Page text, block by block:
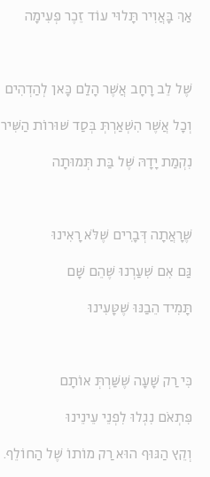
אַךְ בָּאֲוִיר תָּלוּי עוֹד זֵכֶר פְּעִימָה
שֶׁל לֵב רָחָב אֲשֶׁר הָלַם כָּאן לְהַדְהִים
וְכָל אֲשֶׁר הִשְׁאַרְתְּ בְּסַד שׁוּרוֹת הַשִּׁיר
נִקְמַת יָדָהּ שֶׁל בַּת תְּמוּתָה
שֶׁרָאֲתָה דְּבָרִים שֶׁלֹּא רָאִינוּ
גַּם אִם שִׁעַרְנוּ שֶׁהֵם שָׁם
תָּמִיד הֵבַנּוּ שֶׁטָּעִינוּ
כִּי רַק שָׁעָה שֶׁשַּׁרְתְּ אוֹתָם
פִּתְאֹם נִגְלוּ לִפְנֵי עֵינֵינוּ
וְקֵץ הַגּוּף הוּא רַק מוֹתוֹ שֶׁל הַחוֹלֵף.